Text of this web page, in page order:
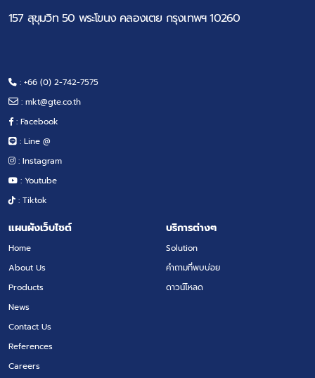
157 สุขุมวิท 50 พระโขนง คลองเตย กรุงเทพฯ 10260
: +66 (0) 2-742-7575
: mkt@gte.co.th
: Facebook
: Line @
: Instagram
: Youtube
: Tiktok
แผนผังเว็บไซต์
Home
About Us
Products
News
Contact Us
References
Careers
บริการต่างๆ
Solution
คำถามที่พบบ่อย
ดาวน์โหลด